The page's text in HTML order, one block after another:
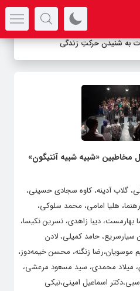
به شنیدن حرکتِ زندگی
و استقبال مخاطبین «شبیه شبیه آنتیگون»
گلاب آدینه، کاوه سجادی حسینی،
هلیا امامی، محمد سلوکی،
دیبا زاهدی، نسرین نکیسا،
سیارسریع، حامد کمیلی، لادن
موسویان،رضا زنگنه، محسن خیمه‌دوز،
میلاد محمدی، سید مسعود مرعشی،
اسماعیل امینی،نیکی